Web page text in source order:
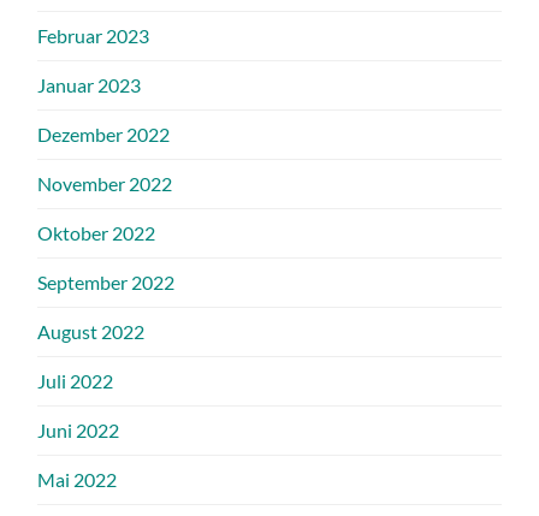
Februar 2023
Januar 2023
Dezember 2022
November 2022
Oktober 2022
September 2022
August 2022
Juli 2022
Juni 2022
Mai 2022